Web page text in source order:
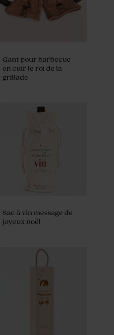
Gant pour barbecue
en cuir le roi de la
grillade
Sac à vin message de
joyeux noël